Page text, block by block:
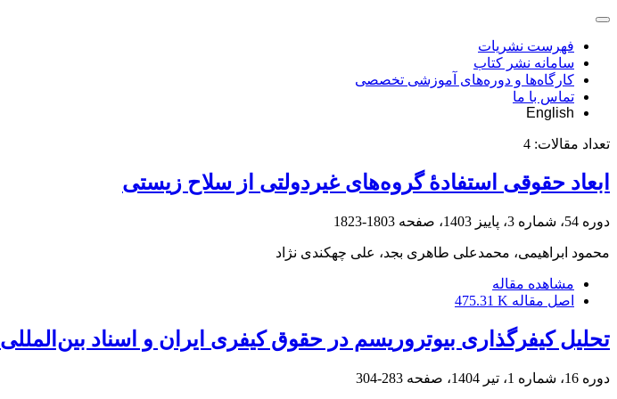
فهرست نشریات
سامانه نشر کتاب
کارگاه‌ها و دوره‌های آموزشی تخصصی
تماس با ما
English
تعداد مقالات: 4
ابعاد حقوقی استفادۀ گروه‌های غیردولتی از سلاح زیستی
دوره 54، شماره 3، پاییز 1403، صفحه 1803-1823
محمود ابراهیمی، محمدعلی طاهری بجد، علی چهکندی نژاد
مشاهده مقاله
اصل مقاله 475.31 K
تحلیل کیفرگذاری بیوتروریسم در حقوق کیفری ایران و اسناد بین‌المللی
دوره 16، شماره 1، تیر 1404، صفحه 283-304